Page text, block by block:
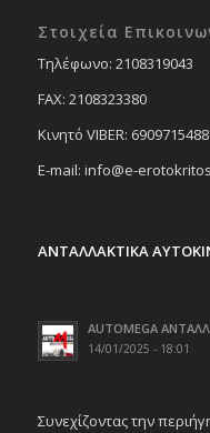
Στοιχεία
Tηλέφωνο: 2108319043
FAX: 2108323380
Κινητό VIBER: 6909715488
E-mail: info@e-
ΑΝΤΑΛΛΑΚΤΙΚΑ
AUTOMEGA
14/01/2025 - 18:01
Συνεχίζοντας την